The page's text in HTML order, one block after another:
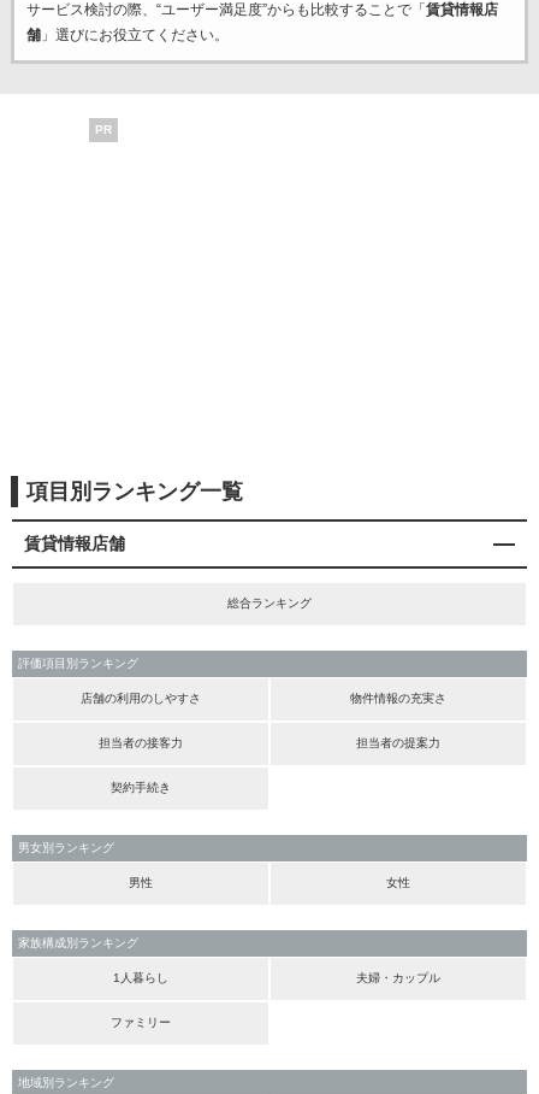
サービス検討の際、“ユーザー満足度”からも比較することで「 賃貸情報店
舗」選びにお役立てください。
PR
項目別ランキング一覧
賃貸情報店舗
総合ランキング
評価項目別ランキング
店舗の利用のしやすさ 物件情報の充実さ
担当者の接客力 担当者の提案力
契約手続き
男女別ランキング
男性 女性
家族構成別ランキング
1人暮らし 夫婦・カップル
ファミリー
地域別ランキング